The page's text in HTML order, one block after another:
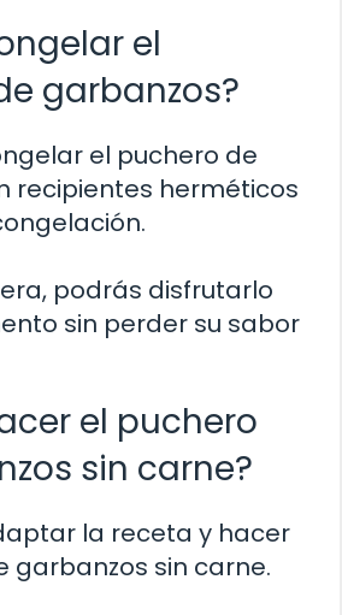
el
garbanzos?
el puchero de
recipientes herméticos
podrás disfrutarlo
sin perder su sabor
el puchero
sin carne?
la receta y hacer
garbanzos sin carne.